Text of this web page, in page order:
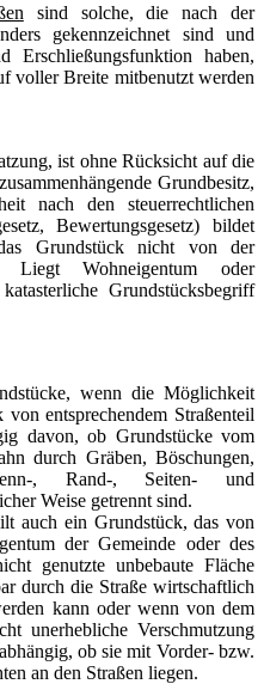
sind solche, die nach der
gekennzeichnet sind und
Erschließungsfunktion haben,
voller Breite mitbenutzt werden
ist ohne Rücksicht auf die
Grundbesitz,
nach den steuerrechtlichen
Bewertungsgesetz) bildet
Grundstück nicht von der
Liegt Wohneigentum oder
Grundstücksbegriff
wenn die Möglichkeit
entsprechendem Straßenteil
davon, ob Grundstücke vom
durch Gräben, Böschungen,
, Rand-, Seiten- und
Weise getrennt sind.
auch ein Grundstück, das von
der Gemeinde oder des
genutzte unbebaute Fläche
durch die Straße wirtschaftlich
kann oder wenn von dem
unerhebliche Verschmutzung
ob sie mit Vorder- bzw.
an den Straßen liegen.